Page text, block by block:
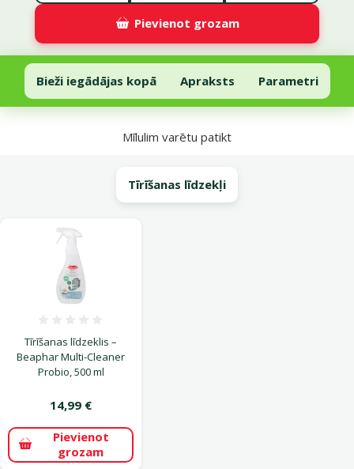
Pievienot grozam
Guļvieta suņiem – Dog Fantasy DeLuxe Sofa, 75 x 65 x 19 cm, brown
Pievienot grozam
Bieži iegādājas kopā Apraksts Parametri
Uz lapas sākumu
Mīlulim varētu patikt
Tīrīšanas līdzekļi
Tīrīšanas līdzeklis –
Beaphar Multi-Cleaner
Probio, 500 ml
14,99 €
Pievienot
grozam